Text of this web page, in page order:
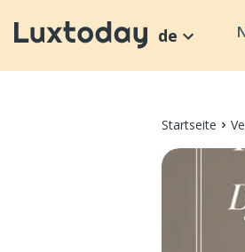
de
Startseite